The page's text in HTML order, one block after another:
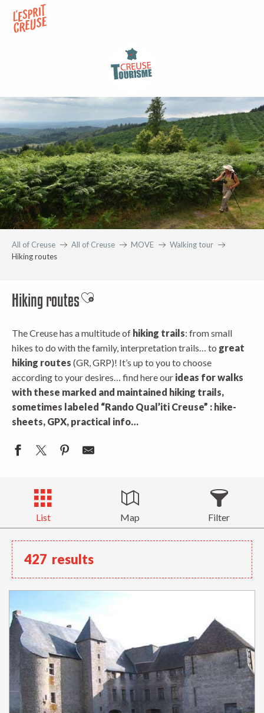
contenu
All of Creuse All of Creuse MOVE
Walking tour
Hiking routes
Hiking routesAjouter aux favoris
The Creuse has a multitude of hiking trails: from small
hikes to do with the family, interpretation trails… to great
hiking routes (GR, GRP)! It’s up to you to choose
according to your desires… find here our ideas for walks
with these marked and maintained hiking trails,
sometimes labeled “Rando Qual’iti Creuse” : hike-
sheets, GPX, practical info…
List Map Filter
427 results